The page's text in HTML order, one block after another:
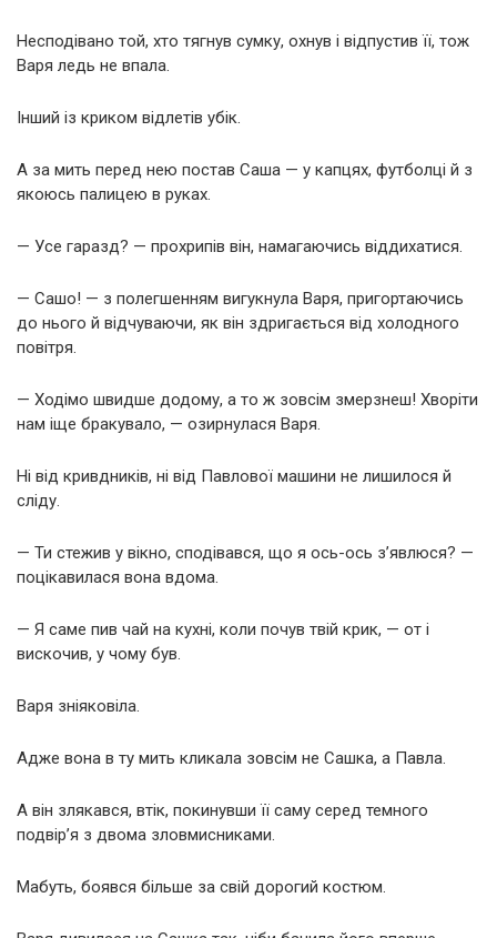
Несподівано той, хто тягнув сумку, охнув і відпустив її, тож
Варя ледь не впала.
Інший із криком відлетів убік.
А за мить перед нею постав Саша — у капцях, футболці й з
якоюсь палицею в руках.
— Усе гаразд? — прохрипів він, намагаючись віддихатися.
— Сашо! — з полегшенням вигукнула Варя, пригортаючись
до нього й відчуваючи, як він здригається від холодного
повітря.
— Ходімо швидше додому, а то ж зовсім змерзнеш! Хворіти
нам іще бракувало, — озирнулася Варя.
Ні від кривдників, ні від Павлової машини не лишилося й
сліду.
— Ти стежив у вікно, сподівався, що я ось-ось з’явлюся? —
поцікавилася вона вдома.
— Я саме пив чай на кухні, коли почув твій крик, — от і
вискочив, у чому був.
Варя зніяковіла.
Адже вона в ту мить кликала зовсім не Сашка, а Павла.
А він злякався, втік, покинувши її саму серед темного
подвір’я з двома зловмисниками.
Мабуть, боявся більше за свій дорогий костюм.